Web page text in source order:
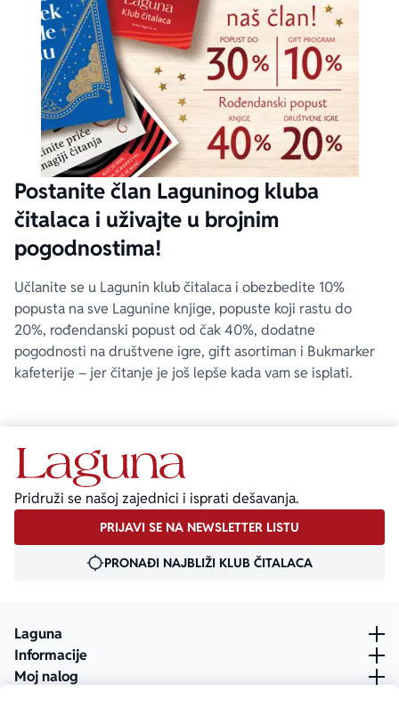
Postanite član Laguninog kluba
čitalaca i uživajte u brojnim
pogodnostima!
Učlanite se u Lagunin klub čitalaca i obezbedite 10%
popusta na sve Lagunine knjige, popuste koji rastu do
20%, rođendanski popust od čak 40%, dodatne
pogodnosti na društvene igre, gift asortiman i Bukmarker
kafeterije – jer čitanje je još lepše kada vam se isplati.
Pridruži se našoj zajednici i isprati dešavanja.
PRIJAVI SE NA NEWSLETTER LISTU
PRONAĐI NAJBLIŽI KLUB ČITALACA
Laguna
Informacije
Moj nalog